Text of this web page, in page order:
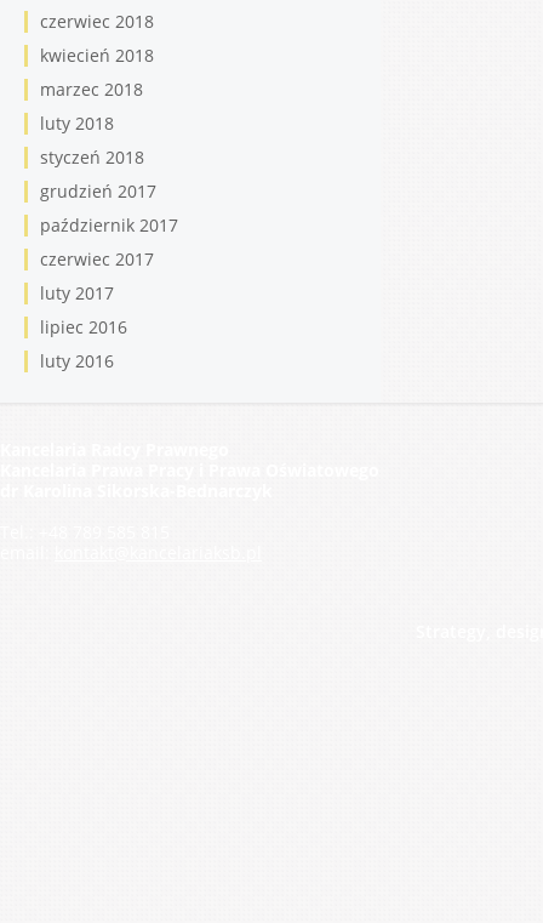
czerwiec 2018
kwiecień 2018
marzec 2018
luty 2018
styczeń 2018
grudzień 2017
październik 2017
czerwiec 2017
luty 2017
lipiec 2016
luty 2016